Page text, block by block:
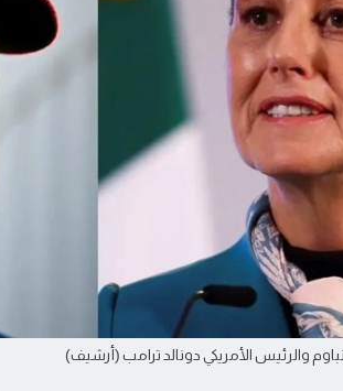
والرئيس الأمريكي دونالد ترامب (أرشيف)